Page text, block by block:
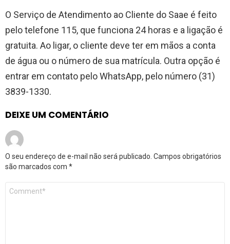
O Serviço de Atendimento ao Cliente do Saae é feito
pelo telefone 115, que funciona 24 horas e a ligação é
gratuita. Ao ligar, o cliente deve ter em mãos a conta
de água ou o número de sua matrícula. Outra opção é
entrar em contato pelo WhatsApp, pelo número (31)
3839-1330.
DEIXE UM COMENTÁRIO
O seu endereço de e-mail não será publicado. Campos obrigatórios
são marcados com *
Comentário